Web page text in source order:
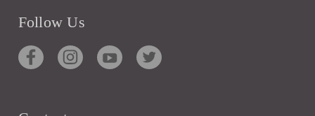
Follow Us